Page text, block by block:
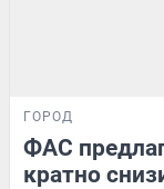
ГОРОД
ФАС
кратно